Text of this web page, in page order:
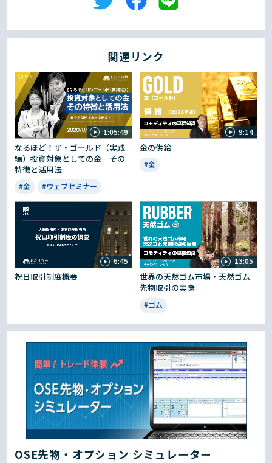
関連リンク
1:05:49
なるほど！ザ・ゴールド（実践
編）投資対象としての金 その
特徴と活用法
#金 #ウェブセミナー
9:14
金の供給
#金
6:45
祝日取引制度概要
13:05
世界の天然ゴム市場・天然ゴム
先物取引の実際
#ゴム
OSE先物・オプション シミュレーター